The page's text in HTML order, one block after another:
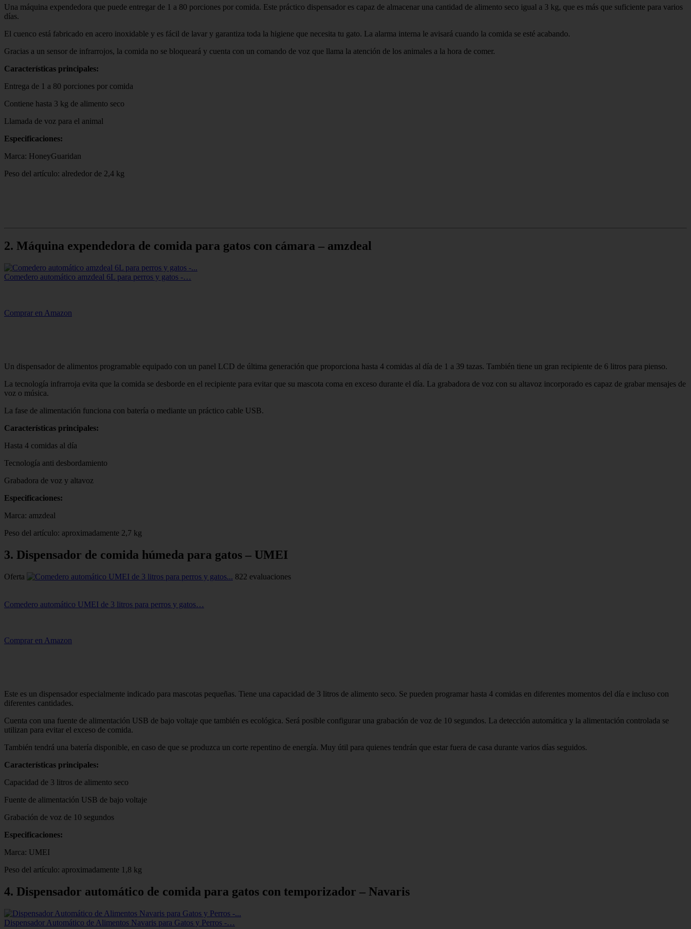
Una máquina expendedora que puede entregar de 1 a 80 porciones por comida. Este práctico dispensador es capaz de almacenar una cantidad de alimento seco igual a 3 kg, que es más que suficiente para varios
días.
El cuenco está fabricado en acero inoxidable y es fácil de lavar y garantiza toda la higiene que necesita tu gato. La alarma interna le avisará cuando la comida se esté acabando.
Gracias a un sensor de infrarrojos, la comida no se bloqueará y cuenta con un comando de voz que llama la atención de los animales a la hora de comer.
Características principales:
Entrega de 1 a 80 porciones por comida
Contiene hasta 3 kg de alimento seco
Llamada de voz para el animal
Especificaciones:
Marca: HoneyGuaridan
Peso del artículo: alrededor de 2,4 kg
2. Máquina expendedora de comida para gatos con cámara – amzdeal
Comedero automático amzdeal 6L para perros y gatos -…
Comprar en Amazon
Un dispensador de alimentos programable equipado con un panel LCD de última generación que proporciona hasta 4 comidas al día de 1 a 39 tazas. También tiene un gran recipiente de 6 litros para pienso.
La tecnología infrarroja evita que la comida se desborde en el recipiente para evitar que su mascota coma en exceso durante el día. La grabadora de voz con su altavoz incorporado es capaz de grabar mensajes de
voz o música.
La fase de alimentación funciona con batería o mediante un práctico cable USB.
Características principales:
Hasta 4 comidas al día
Tecnología anti desbordamiento
Grabadora de voz y altavoz
Especificaciones:
Marca: amzdeal
Peso del artículo: aproximadamente 2,7 kg
3. Dispensador de comida húmeda para gatos – UMEI
Oferta 822 evaluaciones
Comedero automático UMEI de 3 litros para perros y gatos…
Comprar en Amazon
Este es un dispensador especialmente indicado para mascotas pequeñas. Tiene una capacidad de 3 litros de alimento seco. Se pueden programar hasta 4 comidas en diferentes momentos del día e incluso con
diferentes cantidades.
Cuenta con una fuente de alimentación USB de bajo voltaje que también es ecológica. Será posible configurar una grabación de voz de 10 segundos. La detección automática y la alimentación controlada se
utilizan para evitar el exceso de comida.
También tendrá una batería disponible, en caso de que se produzca un corte repentino de energía. Muy útil para quienes tendrán que estar fuera de casa durante varios días seguidos.
Características principales:
Capacidad de 3 litros de alimento seco
Fuente de alimentación USB de bajo voltaje
Grabación de voz de 10 segundos
Especificaciones:
Marca: UMEI
Peso del artículo: aproximadamente 1,8 kg
4. Dispensador automático de comida para gatos con temporizador – Navaris
Dispensador Automático de Alimentos Navaris para Gatos y Perros -…